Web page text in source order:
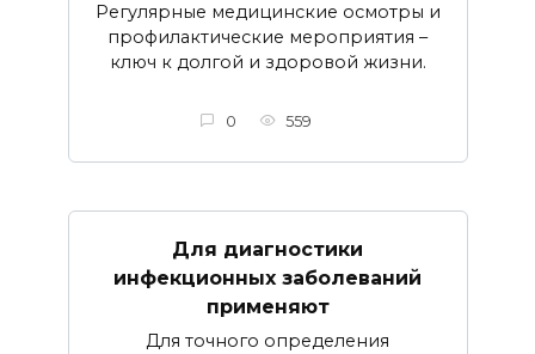
Регулярные медицинские осмотры и
профилактические мероприятия –
ключ к долгой и здоровой жизни.
0 559
Для диагностики
инфекционных заболеваний
применяют
Для точного определения